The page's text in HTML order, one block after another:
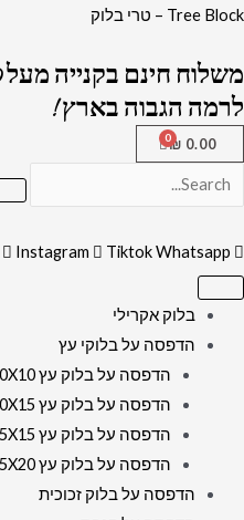
דילוג
Tree Block – טרי בלוק
לרמה הגבוה בארץ !
0.00
₪
Instagram TiktokWhatsapp
בלוק אקרילי
הדפסה על בלוקי עץ
הדפסה על בלוק עץ 10X10 ס"מ
הדפסה על בלוק עץ 10X15 ס"מ
הדפסה על בלוק עץ 15X15 ס"מ
הדפסה על בלוק עץ 15X20 ס”מ
הדפסה על בלוק זכוכית
כמות
3015
-
פנורמית
של
המקדש
השלישי
בשקיעה
על
קנבס
זכוכית